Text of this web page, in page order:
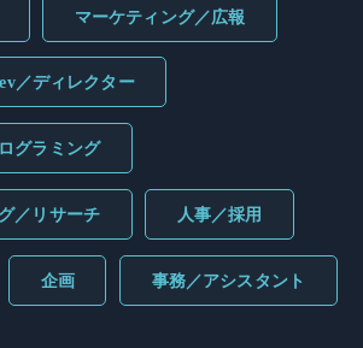
マーケティング／広報
／ディレクター
グラミング
／リサーチ 人事／採用
企画 事務／アシスタント